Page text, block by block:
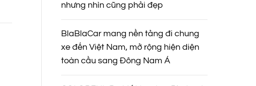
nhưng nhìn cũng phải đẹp
BlaBlaCar mang nền tảng đi chung
xe đến Việt Nam, mở rộng hiện diện
toàn cầu sang Đông Nam Á